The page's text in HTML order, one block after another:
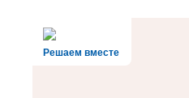
Решаем вместе